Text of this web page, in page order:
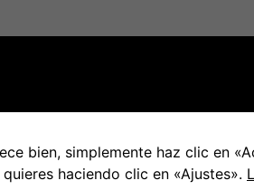
bien, simplemente haz clic en
haciendo clic en «Ajustes».